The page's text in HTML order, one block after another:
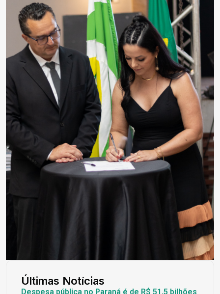
Últimas Notícias
Despesa pública no Paraná é de R$ 51,5 bilhões